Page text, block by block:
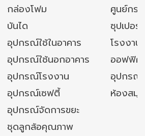
กล่องโฟม
ศูนย์กร
บันได
ซุปเปอ
อุปกรณ์ใช้ในอาคาร
โรงงา
อุปกรณ์ใช้นอกอาคาร
ออฟฟิศ/
อุปกรณ์โรงงาน
อุปกรณ์
อุปกรณ์เซฟตี้
ห้องสมุ
อุปกรณ์จัดการขยะ
ชุดลูกล้อคุณภาพ